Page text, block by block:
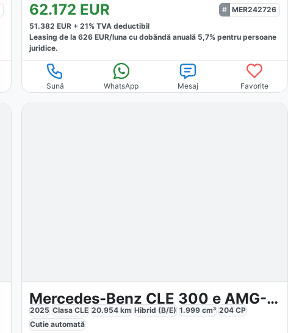
62.172 EUR
MER242726
51.382 EUR + 21% TVA deductibil
Leasing de la 626EUR/lunacu dobăndă anuală 5,7% pentru persoane
juridice.
Sună WhatsApp Mesaj Favorite
Mercedes-Benz CLE 300 e AMG-Sport
2025 Clasa CLE 20.954km Hibrid (B/E) 1.999cm³ 204CP
Cutie automată